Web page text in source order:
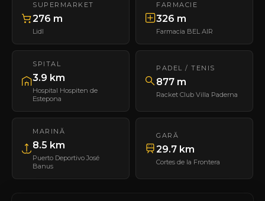
SUPERMARKET
276 m
Lidl
FARMACIE
326 m
Farmacia BEL AIR
SPITAL
3.9 km
Hospital Hospiten de
Estepona
PADEL / TENIS
877 m
Racket Club Villa Paderna
MARINĂ
8.5 km
Puerto Deportivo José
Banus
GARĂ
29.7 km
Cortes de la Frontera